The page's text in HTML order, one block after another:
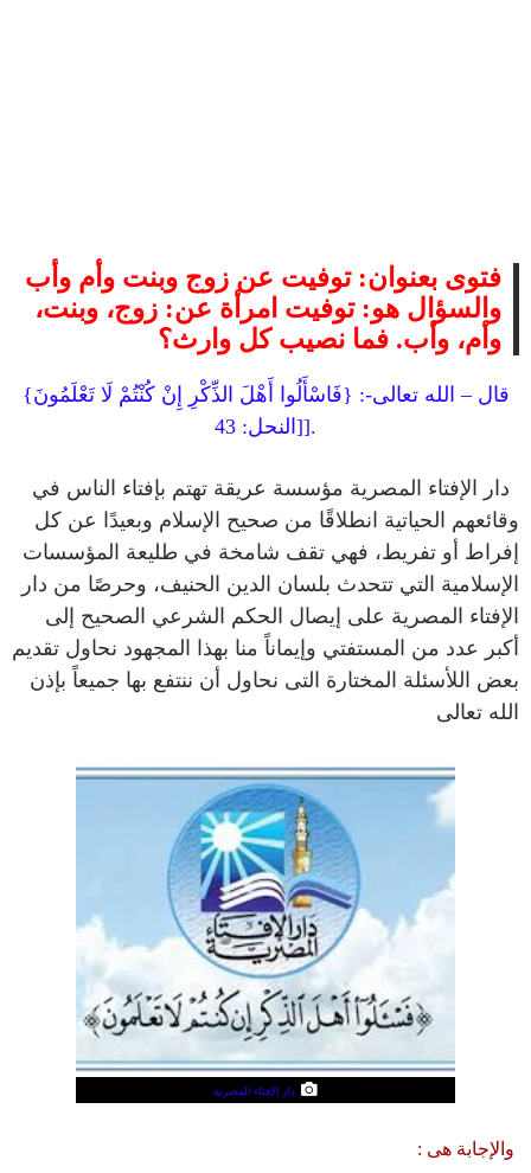
فتوى بعنوان: توفيت عن زوج وبنت وأم وأب
والسؤال هو: توفيت امرأة عن: زوج، وبنت،
وأم، وأب. فما نصيب كل وارث؟
قال – الله تعالى-: {فَاسْأَلُوا أَهْلَ الذِّكْرِ إِنْ كُنْتُمْ لَا تَعْلَمُونَ}
[النحل: 43].
دار الإفتاء المصرية مؤسسة عريقة تهتم بإفتاء الناس في
وقائعهم الحياتية انطلاقًا من صحيح الإسلام وبعيدًا عن كل
إفراط أو تفريط، فهي تقف شامخة في طليعة المؤسسات
الإسلامية التي تتحدث بلسان الدين الحنيف، وحرصًا من دار
الإفتاء المصرية على إيصال الحكم الشرعي الصحيح إلى
أكبر عدد من المستفتي وإيماناً منا بهذا المجهود نحاول تقديم
بعض اللأسئلة المختارة التى نحاول أن ننتفع بها جميعاً بإذن
الله تعالى
دار الإفتاء المصرية
والإجابة هى :